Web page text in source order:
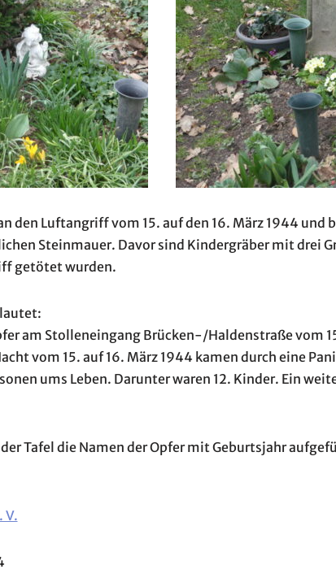
den Luftangriff vom 15. auf den 16. März 1944 und
Steinmauer. Davor sind Kindergräber mit drei
getötet wurden.
am Stolleneingang Brücken-/Haldenstraße vom
vom 15. auf 16. März 1944 kamen durch eine
ums Leben. Darunter waren 12. Kinder. Ein
Tafel die Namen der Opfer mit Geburtsjahr
V.